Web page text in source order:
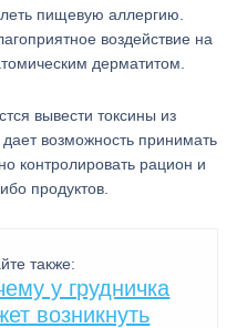
пищевую аллергию.
воздействие на
дерматитом.
вывести токсины из
возможность принимать
контролировать рацион и
продуктов.
также:
у грудничка
возникнуть